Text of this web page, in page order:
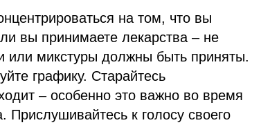
на том, что вы
вы принимаете лекарства – не
или микстуры должны быть приняты.
графику. Старайтесь
– особенно это важно во время
Прислушивайтесь к голосу своего